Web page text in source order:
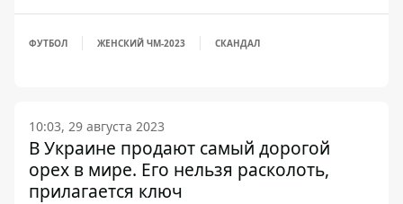
ФУТБОЛ ЖЕНСКИЙ ЧМ-2023 СКАНДАЛ
10:03, 29 августа 2023
В Украине продают самый дорогой
орех в мире. Его нельзя расколоть,
прилагается ключ